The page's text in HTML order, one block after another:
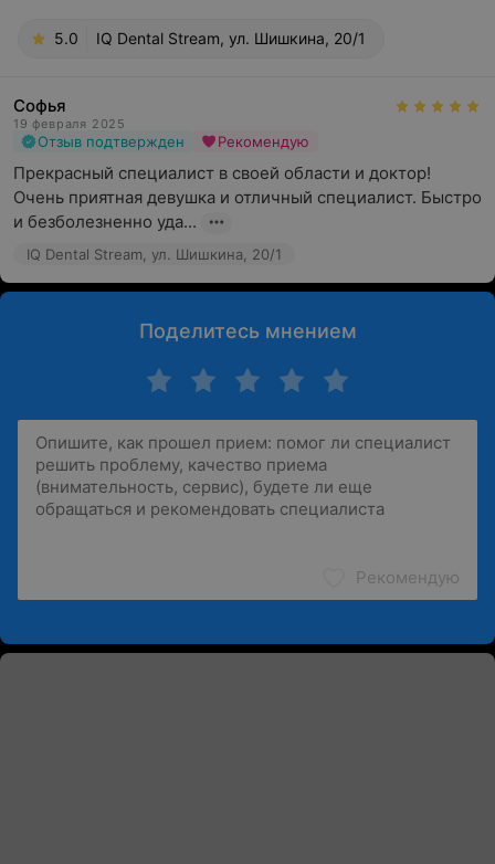
5.0 IQ Dental Stream, ул. Шишкина, 20/1
Софья
19 февраля 2025
Отзыв подтвержден Рекомендую
Прекрасный специалист в своей области и доктор!
Очень приятная девушка и отличный специалист. Быстро
и безболезненно уда...
IQ Dental Stream, ул. Шишкина, 20/1
Поделитесь мнением
Рекомендую